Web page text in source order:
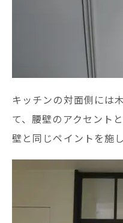
キッチンの対面側には
て、腰壁のアクセント
壁と同じペイントを施